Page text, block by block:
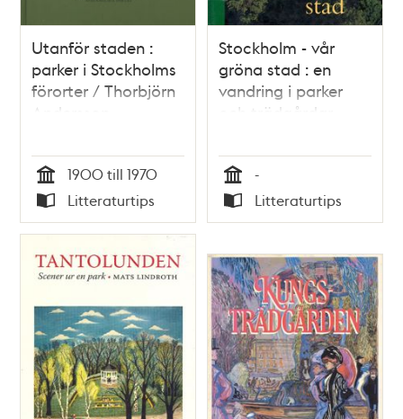
Utanför staden :
parker i Stockholms
förorter / Thorbjörn
Andersson
Tid
1900 till 1970
Typ
Litteraturtips
Stockholm - vår
gröna stad : en
vandring i parker
och trädgårdar
Tid
-
Typ
Litteraturtips